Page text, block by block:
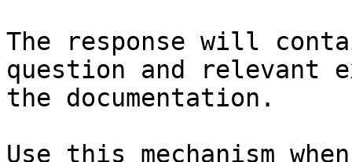
The response will
question and relevant
the documentation.
Use this mechanism